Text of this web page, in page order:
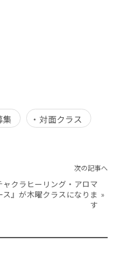
集 対面クラス
次の記事へ
ャクラヒーリング・アロマ
ス』が木曜クラスになりま
す
»